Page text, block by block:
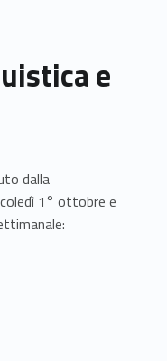
e
dalla
1° ottobre e